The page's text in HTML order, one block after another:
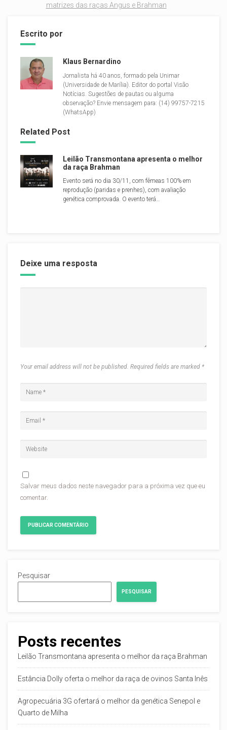
matrizes das raças Angus e Brahman
Escrito por
Klaus Bernardino
Jornalista há 40 anos, formado pela Unimar
(Universidade de Marília). Editor do portal Visão
Notícias. Sugestões de pautas ou alguma
observação? Envie mensagem para: (14) 99757-7215
(WhatsApp)
Related Post
Leilão Transmontana apresenta o melhor
da raça Brahman
Evento será no dia 30/11, com fêmeas 100% em
reprodução (paridas e prenhes), com avaliação
genética comprovada. O evento terá…
Deixe uma resposta
Your email address will not be published. Required fields are marked *
Salvar meus dados neste navegador para a próxima vez que eu
comentar.
Pesquisar
PESQUISAR
Posts recentes
Leilão Transmontana apresenta o melhor da raça Brahman
Estância Dolly oferta o melhor da raça de ovinos Santa Inês
Agropecuária 3G ofertará o melhor da genética Senepol e
Quarto de Milha